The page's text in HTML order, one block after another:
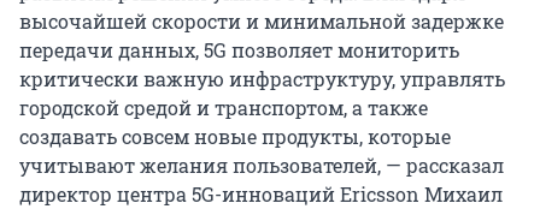
высочайшей скорости и минимальной задержке
передачи данных, 5G позволяет мониторить
критически важную инфраструктуру, управлять
городской средой и транспортом, а также
создавать совсем новые продукты, которые
учитывают желания пользователей, — рассказал
директор центра 5G-инноваций Ericsson Михаил